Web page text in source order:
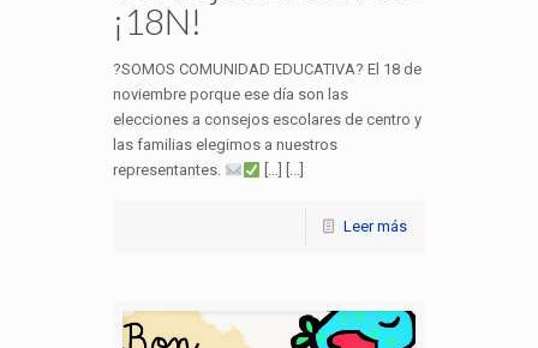
¡18N!
?SOMOS COMUNIDAD EDUCATIVA? El 18 de
noviembre porque ese día son las
elecciones a consejos escolares de centro y
las familias elegimos a nuestros
representantes.
[…] [...]
Leer más